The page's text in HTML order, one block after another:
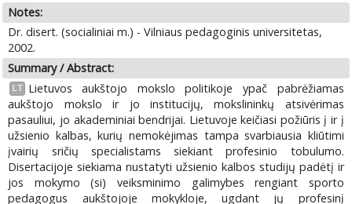
Notes:
Dr. disert. (socialiniai m.) - Vilniaus pedagoginis universitetas,
2002.
Summary / Abstract:
LT
Lietuvos aukštojo mokslo politikoje ypač pabrėžiamas
aukštojo mokslo ir jo institucijų, mokslininkų atsivėrimas
pasauliui, jo akademiniai bendrijai. Lietuvoje keičiasi požiūris į ir į
užsienio kalbas, kurių nemokėjimas tampa svarbiausia kliūtimi
įvairių sričių specialistams siekiant profesinio tobulumo.
Disertacijoje siekiama nustatyti užsienio kalbos studijų padėtį ir
jos mokymo (si) veiksminimo galimybes rengiant sporto
pedagogus aukštojoje mokykloje, ugdant jų profesinį